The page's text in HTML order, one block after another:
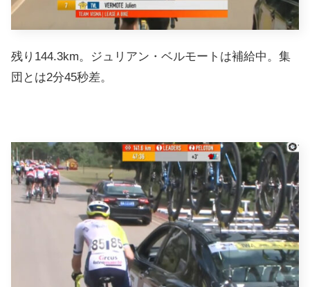
残り144.3km。ジュリアン・ベルモートは補給中。集
団とは2分45秒差。